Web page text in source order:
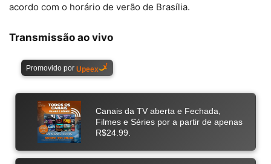
acordo com o horário de verão de Brasília.
Transmissão ao vivo